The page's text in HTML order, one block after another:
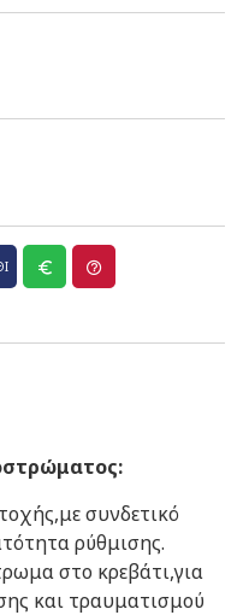
συνδετικό
ρύθμισης.
στο κρεβάτι,για
και τραυματισμού